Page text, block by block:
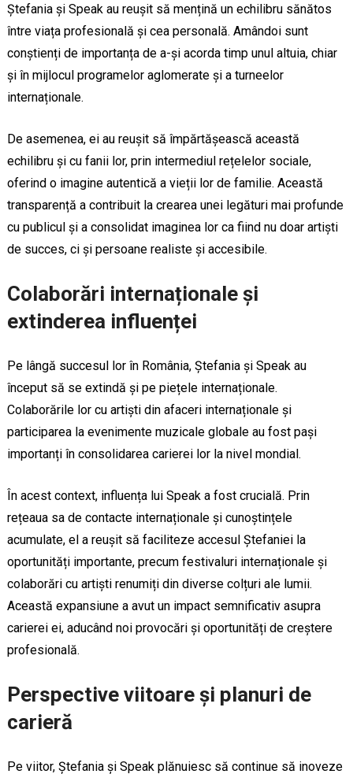
Ștefania și Speak au reușit să mențină un echilibru sănătos
între viața profesională și cea personală. Amândoi sunt
conștienți de importanța de a-și acorda timp unul altuia, chiar
și în mijlocul programelor aglomerate și a turneelor
internaționale.
De asemenea, ei au reușit să împărtășească această
echilibru și cu fanii lor, prin intermediul rețelelor sociale,
oferind o imagine autentică a vieții lor de familie. Această
transparență a contribuit la crearea unei legături mai profunde
cu publicul și a consolidat imaginea lor ca fiind nu doar artiști
de succes, ci și persoane realiste și accesibile.
Colaborări internaționale și
extinderea influenței
Pe lângă succesul lor în România, Ștefania și Speak au
început să se extindă și pe piețele internaționale.
Colaborările lor cu artiști din afaceri internaționale și
participarea la evenimente muzicale globale au fost pași
importanți în consolidarea carierei lor la nivel mondial.
În acest context, influența lui Speak a fost crucială. Prin
rețeaua sa de contacte internaționale și cunoștințele
acumulate, el a reușit să faciliteze accesul Ștefaniei la
oportunități importante, precum festivaluri internaționale și
colaborări cu artiști renumiți din diverse colțuri ale lumii.
Această expansiune a avut un impact semnificativ asupra
carierei ei, aducând noi provocări și oportunități de creștere
profesională.
Perspective viitoare și planuri de
carieră
Pe viitor, Ștefania și Speak plănuiesc să continue să inoveze